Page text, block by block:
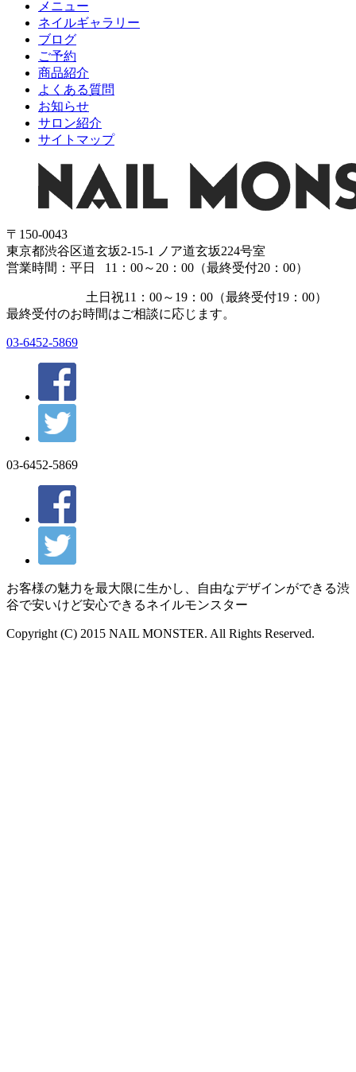
メニュー
ネイルギャラリー
ブログ
ご予約
商品紹介
よくある質問
お知らせ
サロン紹介
サイトマップ
〒150-0043
東京都渋谷区道玄坂2-15-1 ノア道玄坂224号室
営業時間：平日 11：00～20：00（最終受付20：00）
土日祝11：00～19：00（最終受付19：00）
最終受付のお時間はご相談に応じます。
03-6452-5869
03-6452-5869
お客様の魅力を最大限に生かし、自由なデザインができる渋
谷で安いけど安心できるネイルモンスター
Copyright (C) 2015 NAIL MONSTER. All Rights Reserved.